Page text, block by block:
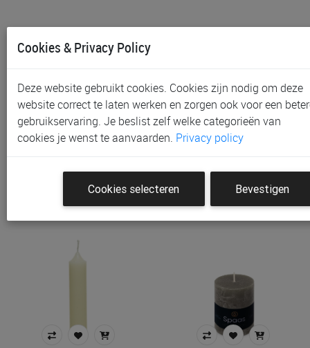
Kaars Spaas | Essential Kaars Spaas | Essential
Cookies & Privacy Policy
Deze website gebruikt cookies. Cookies zijn nodig om deze
website correct te laten werken en zorgen ook voor een
gebruikservaring. Je beslist zelf welke categorieën van
cookies je wenst te aanvaarden. Privacy policy
Cookies selecteren Bevestigen